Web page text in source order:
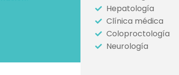
Hepatología
Clínica médica
Coloproctología
Neurología